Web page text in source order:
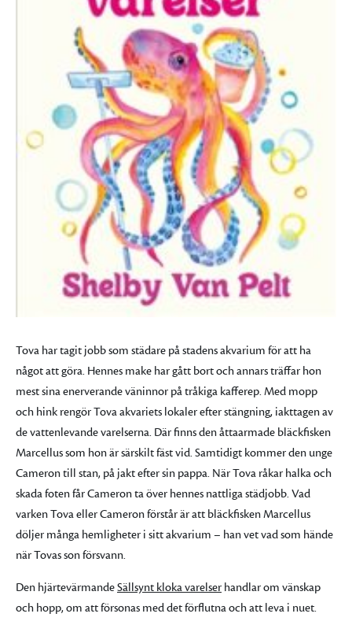
Tova har tagit jobb som städare på stadens akvarium för att ha
något att göra. Hennes make har gått bort och annars träffar hon
mest sina enerverande väninnor på tråkiga kafferep. Med mopp
och hink rengör Tova akvariets lokaler efter stängning, iakttagen av
de vattenlevande varelserna. Där finns den åttaarmade bläckfisken
Marcellus som hon är särskilt fäst vid. Samtidigt kommer den unge
Cameron till stan, på jakt efter sin pappa. När Tova råkar halka och
skada foten får Cameron ta över hennes nattliga städjobb. Vad
varken Tova eller Cameron förstår är att bläckfisken Marcellus
döljer många hemligheter i sitt akvarium – han vet vad som hände
när Tovas son försvann.
Den hjärtevärmandeSällsynt kloka varelser handlar om vänskap
och hopp, om att försonas med det förflutna och att leva i nuet.